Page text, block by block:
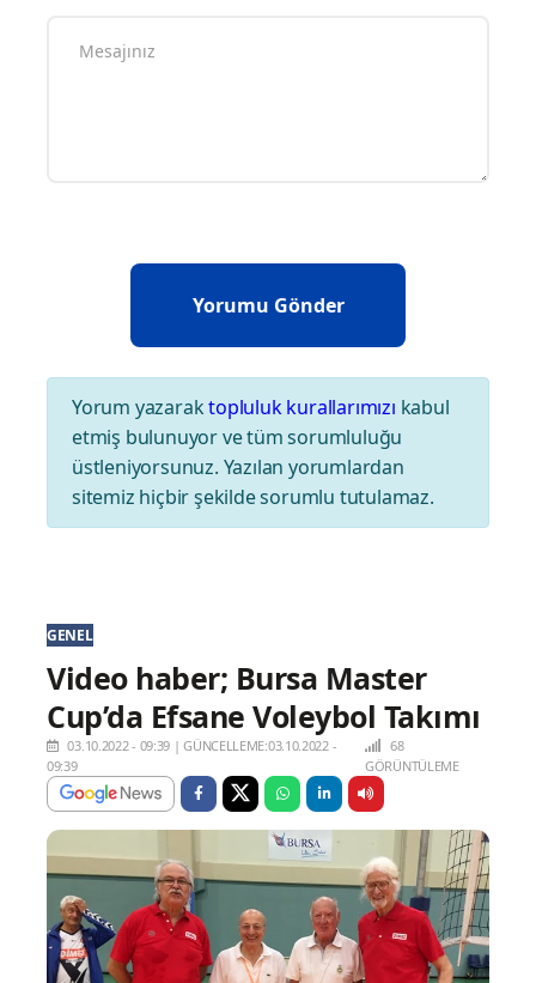
Yorum yazaraktopluluk kurallarımızı kabul
etmiş bulunuyor ve tüm sorumluluğu
üstleniyorsunuz. Yazılan yorumlardan
sitemiz hiçbir şekilde sorumlu tutulamaz.
GENEL
Video haber; Bursa Master
Cup’da Efsane Voleybol Takımı
03.10.2022 - 09:39 |GÜNCELLEME:03.10.2022 -
09:39
68
GÖRÜNTÜLEME